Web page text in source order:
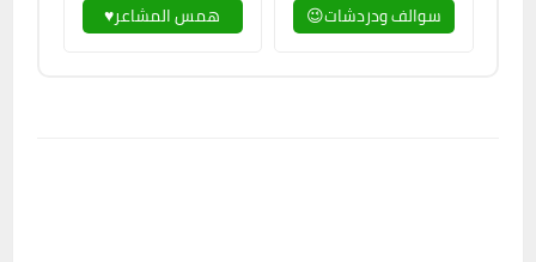
سوالف ودردشات😉 همس المشاعر♥